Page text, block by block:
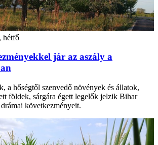
hétfő
jár az aszály a
a hőségtől szenvedő növények és állatok,
földek, sárgára égett legelők jelzik Bihar
következményeit.